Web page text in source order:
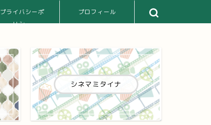
プライバシーポ
リシー
プロフィール
シネマミタイナ